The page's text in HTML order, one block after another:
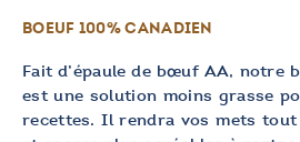
BOEUF 100% CANADIEN
Fait d’épaule de bœuf AA, notre
est une solution moins grasse
recettes. Il rendra vos mets tout